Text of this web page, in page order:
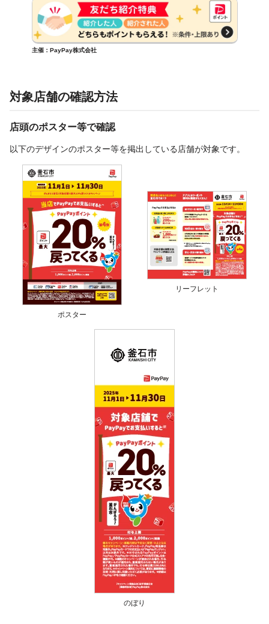
主催：PayPay株式会社
対象店舗の確認方法
店頭のポスター等で確認
以下のデザインのポスター等を掲出している店舗が対象です。
ポスター
リーフレット
のぼり